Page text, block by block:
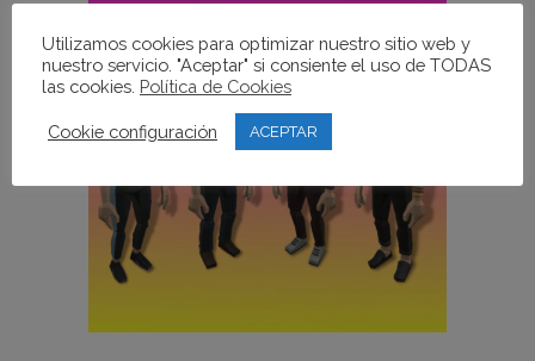
Utilizamos cookies para optimizar nuestro sitio web y
nuestro servicio. "Aceptar" si consiente el uso de TODAS
las cookies. Política de Cookies
Cookie configuración ACEPTAR